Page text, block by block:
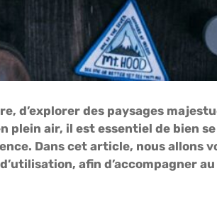
d’explorer des paysages
plein air, il est essentiel de bien
Dans cet article, nous allons
afin d’accompagner au